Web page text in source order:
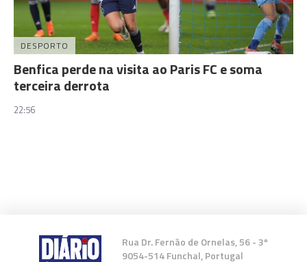
DESPORTO
Benfica perde na visita ao Paris FC e soma
terceira derrota
22:56
Rua Dr. Fernão de Ornelas, 56 - 3º
9054-514 Funchal, Portugal